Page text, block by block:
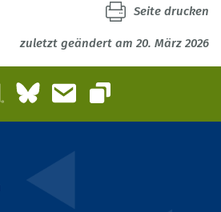
zuletzt geändert am 20. März 2026
Seite drucken
LinkedInBlueskyE-Mail
Link kopieren